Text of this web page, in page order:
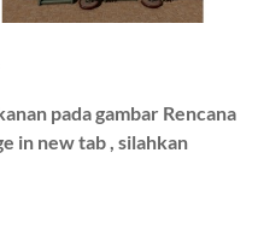
pada gambar Rencana
in new tab , silahkan